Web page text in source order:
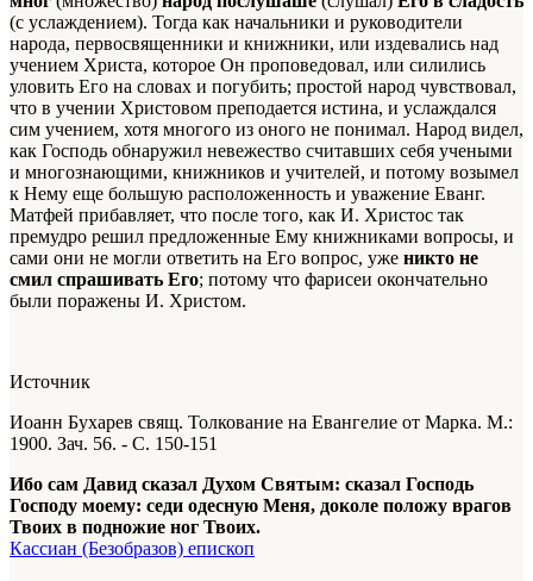
(с услаждением). Тогда как начальники и руководители
народа, первосвященники и книжники, или издевались над
учением Христа, которое Он проповедовал, или силились
уловить Его на словах и погубить; простой народ чувствовал,
что в учении Христовом преподается истина, и услаждался
сим учением, хотя многого из оного не понимал. Народ видел,
как Господь обнаружил невежество считавших себя учеными
и многознающими, книжников и учителей, и потому возымел
к Нему еще большую расположенность и уважение Еванг.
Матфей прибавляет, что после того, как И. Христос так
премудро решил предложенные Ему книжниками вопросы, и
сами они не могли ответить на Его вопрос, уже никто не
смил спрашивать Его; потому что фарисеи окончательно
были поражены И. Христом.
Источник
Иоанн Бухарев свящ. Толкование на Евангелие от Марка. М.:
1900. Зач. 56. - С. 150-151
Ибо сам Давид сказал Духом Святым: сказал Господь
Господу моему: седи одесную Меня, доколе положу врагов
Твоих в подножие ног Твоих.
Кассиан (Безобразов) епископ